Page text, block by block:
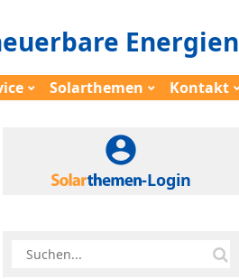
Energien
Solarthemen Kontakt
-Login